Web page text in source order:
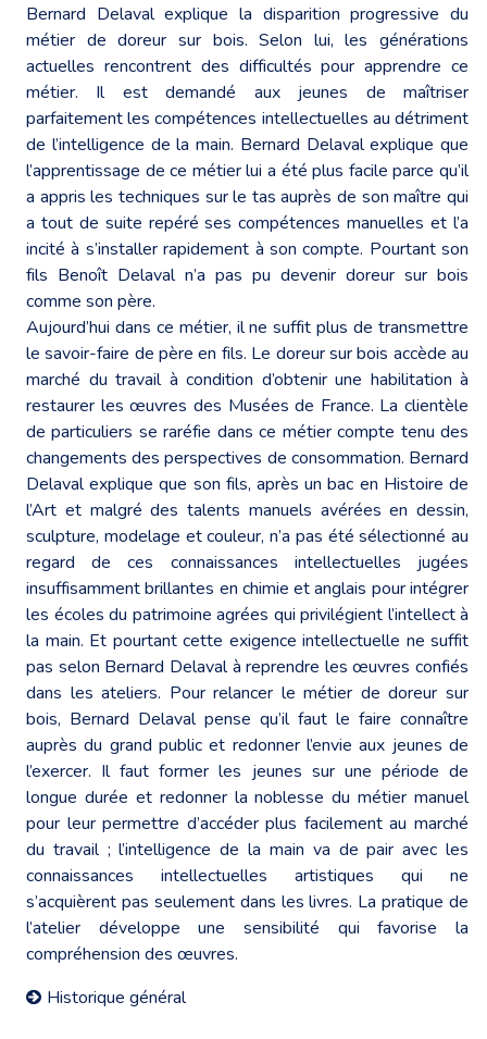
Bernard Delaval explique la disparition progressive du
métier de doreur sur bois. Selon lui, les générations
actuelles rencontrent des difficultés pour apprendre ce
métier. Il est demandé aux jeunes de maîtriser
parfaitement les compétences intellectuelles au détriment
de l’intelligence de la main. Bernard Delaval explique que
l’apprentissage de ce métier lui a été plus facile parce qu’il
a appris les techniques sur le tas auprès de son maître qui
a tout de suite repéré ses compétences manuelles et l’a
incité à s’installer rapidement à son compte. Pourtant son
fils Benoît Delaval n’a pas pu devenir doreur sur bois
comme son père.
Aujourd’hui dans ce métier, il ne suffit plus de transmettre
le savoir-faire de père en fils. Le doreur sur bois accède au
marché du travail à condition d’obtenir une habilitation à
restaurer les œuvres des Musées de France. La clientèle
de particuliers se raréfie dans ce métier compte tenu des
changements des perspectives de consommation. Bernard
Delaval explique que son fils, après un bac en Histoire de
l’Art et malgré des talents manuels avérées en dessin,
sculpture, modelage et couleur, n’a pas été sélectionné au
regard de ces connaissances intellectuelles jugées
insuffisamment brillantes en chimie et anglais pour intégrer
les écoles du patrimoine agrées qui privilégient l’intellect à
la main. Et pourtant cette exigence intellectuelle ne suffit
pas selon Bernard Delaval à reprendre les œuvres confiés
dans les ateliers. Pour relancer le métier de doreur sur
bois, Bernard Delaval pense qu’il faut le faire connaître
auprès du grand public et redonner l’envie aux jeunes de
l’exercer. Il faut former les jeunes sur une période de
longue durée et redonner la noblesse du métier manuel
pour leur permettre d’accéder plus facilement au marché
du travail ; l’intelligence de la main va de pair avec les
connaissances intellectuelles artistiques qui ne
s’acquièrent pas seulement dans les livres. La pratique de
l’atelier développe une sensibilité qui favorise la
compréhension des œuvres.
Historique général